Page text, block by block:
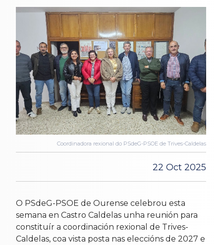
Coordinadora rexional do PSdeG-PSOE de Trives-Caldelas
22 Oct 2025
O PSdeG-PSOE de Ourense celebrou esta
semana en Castro Caldelas unha reunión para
constituír a coordinación rexional de Trives-
Caldelas, coa vista posta nas eleccións de 2027 e